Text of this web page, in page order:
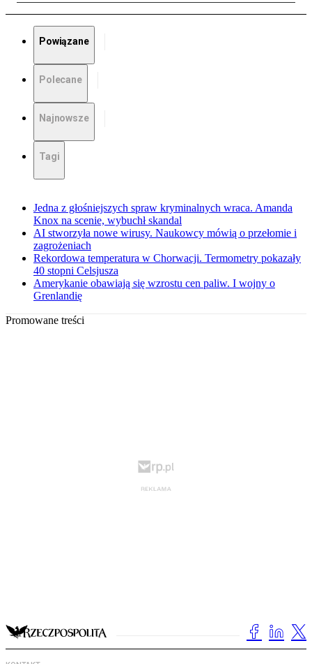
Powiązane
Polecane
Najnowsze
Tagi
Jedna z głośniejszych spraw kryminalnych wraca. Amanda
Knox na scenie, wybuchł skandal
AI stworzyła nowe wirusy. Naukowcy mówią o przełomie i
zagrożeniach
Rekordowa temperatura w Chorwacji. Termometry pokazały
40 stopni Celsjusza
Amerykanie obawiają się wzrostu cen paliw. I wojny o
Grenlandię
Promowane treści